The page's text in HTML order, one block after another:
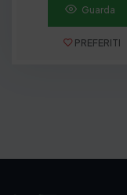
Guarda
PREFERITI